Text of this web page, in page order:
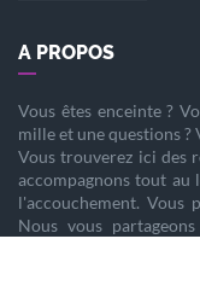
A PROPOS
Vous êtes enceinte?
mille et une questions ?
Vous trouverez ici des
accompagnons tout au
l'accouchement. Vous
Nous vous